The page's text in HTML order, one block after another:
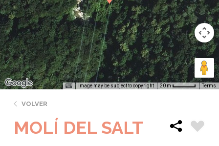
Image may be subject to copyright 20 m Terms
VOLVER
MOLÍ DEL SALT